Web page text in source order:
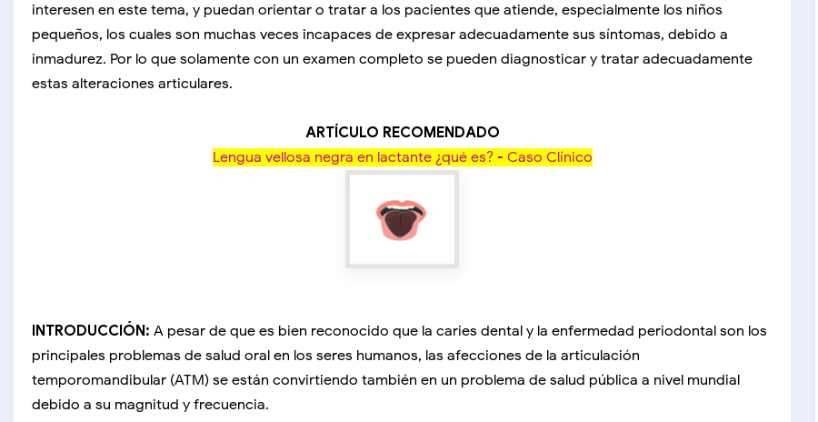
interesen en este tema, y puedan orientar o tratar a los pacientes que atiende, especialmente los niños
pequeños, los cuales son muchas veces incapaces de expresar adecuadamente sus síntomas, debido a
inmadurez. Por lo que solamente con un examen completo se pueden diagnosticar y tratar adecuadamente
estas alteraciones articulares.
ARTÍCULO RECOMENDADO
Lengua vellosa negra en lactante ¿qué es? - Caso Clínico
INTRODUCCIÓN: A pesar de que es bien reconocido que la caries dental y la enfermedad periodontal son los
principales problemas de salud oral en los seres humanos, las afecciones de la articulación
temporomandibular (ATM) se están convirtiendo también en un problema de salud pública a nivel mundial
debido a su magnitud y frecuencia.